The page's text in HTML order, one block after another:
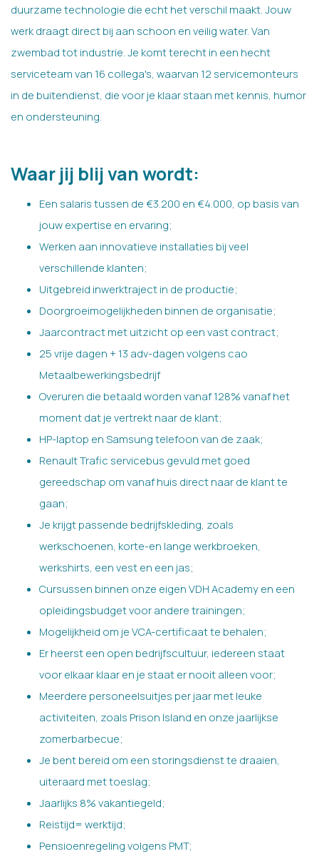
duurzame technologie die echt het verschil maakt. Jouw
werk draagt direct bij aan schoon en veilig water. Van
zwembad tot industrie. Je komt terecht in een hecht
serviceteam van 16 collega's, waarvan 12 servicemonteurs
in de buitendienst, die voor je klaar staan met kennis, humor
en ondersteuning.
Waar jij blij van wordt:
Een salaris tussen de €3.200 en €4.000, op basis van
jouw expertise en ervaring;
Werken aan innovatieve installaties bij veel
verschillende klanten;
Uitgebreid inwerktraject in de productie;
Doorgroeimogelijkheden binnen de organisatie;
Jaarcontract met uitzicht op een vast contract;
25 vrije dagen + 13 adv-dagen volgens cao
Metaalbewerkingsbedrijf
Overuren die betaald worden vanaf 128% vanaf het
moment dat je vertrekt naar de klant;
HP-laptop en Samsung telefoon van de zaak;
Renault Trafic servicebus gevuld met goed
gereedschap om vanaf huis direct naar de klant te
gaan;
Je krijgt passende bedrijfskleding, zoals
werkschoenen, korte-en lange werkbroeken,
werkshirts, een vest en een jas;
Cursussen binnen onze eigen VDH Academy en een
opleidingsbudget voor andere trainingen;
Mogelijkheid om je VCA-certificaat te behalen;
Er heerst een open bedrijfscultuur, iedereen staat
voor elkaar klaar en je staat er nooit alleen voor;
Meerdere personeelsuitjes per jaar met leuke
activiteiten, zoals Prison Island en onze jaarlijkse
zomerbarbecue;
Je bent bereid om een storingsdienst te draaien,
uiteraard met toeslag;
Jaarlijks 8% vakantiegeld;
Reistijd= werktijd;
Pensioenregeling volgens PMT;